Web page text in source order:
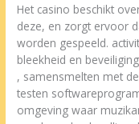
Het casino beschikt
deze, en zorgt ervoor
worden gespeeld.
bleekheid en
, samensmelten met
testen
omgeving waar